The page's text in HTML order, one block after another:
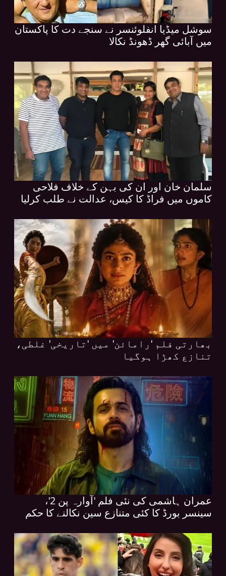
سوشل میڈیا انفلوئنسر نے سنجے دت کا پاکستان
میں آبائی گھر ڈھونڈ نکالا
سلمان خان اور ان کی بہن کے خلاف فلاحی
کاموں میں فراڈ کا کیس، عدالت نے طلب کرلیا
بھارتی فلم 'رامائن' میں 'تاریخی' غلطی،
تنازع کھڑا ہوگیا
عمران ہاشمی کی نئی فلم 'آوارہ پن 2'،
سینسر بورڈ کا کئی متنازع سین نکالنے کا حکم